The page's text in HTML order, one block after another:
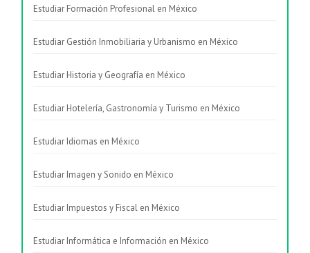
Estudiar Formación Profesional en México
Estudiar Gestión Inmobiliaria y Urbanismo en México
Estudiar Historia y Geografía en México
Estudiar Hotelería, Gastronomía y Turismo en México
Estudiar Idiomas en México
Estudiar Imagen y Sonido en México
Estudiar Impuestos y Fiscal en México
Estudiar Informática e Información en México